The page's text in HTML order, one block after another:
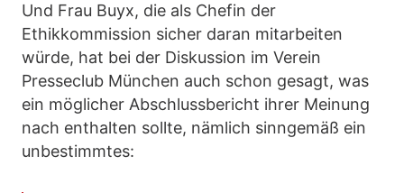
Und Frau Buyx, die als Chefin der
Ethikkommission sicher daran mitarbeiten
würde, hat bei der Diskussion im Verein
Presseclub München auch schon gesagt, was
ein möglicher Abschlussbericht ihrer Meinung
nach enthalten sollte, nämlich sinngemäß ein
unbestimmtes: